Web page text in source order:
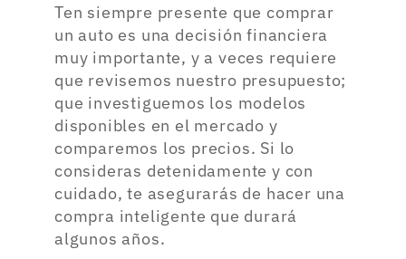
Ten siempre presente que comprar
un auto es una decisión financiera
muy importante, y a veces requiere
que revisemos nuestro presupuesto;
que investiguemos los modelos
disponibles en el mercado y
comparemos los precios. Si lo
consideras detenidamente y con
cuidado, te asegurarás de hacer una
compra inteligente que durará
algunos años.